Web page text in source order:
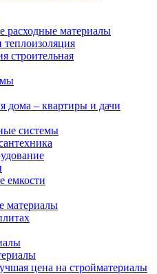
расходные материалы
строительная
дома – квартиры и дачи
системы
емкости
материалы
цена на стройматериалы